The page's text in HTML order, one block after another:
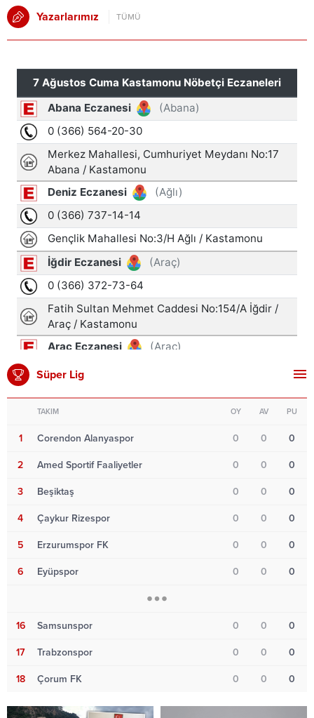
Yazarlarımız TÜMÜ
Süper Lig
TAKIM OY AV PU
1 Corendon Alanyaspor 0 0 0
2 Amed Sportif Faaliyetler 0 0 0
3 Beşiktaş 0 0 0
4 Çaykur Rizespor 0 0 0
5 Erzurumspor FK 0 0 0
6 Eyüpspor 0 0 0
16 Samsunspor 0 0 0
17 Trabzonspor 0 0 0
18 Çorum FK 0 0 0